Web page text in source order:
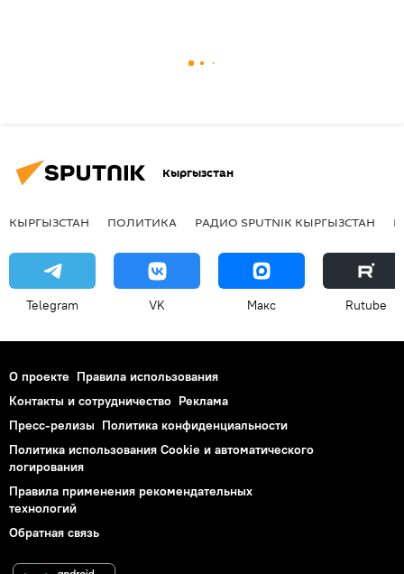
Кыргызстан
КЫРГЫЗСТАН ПОЛИТИКА РАДИО SPUTNIK КЫРГЫЗСТАН
Telegram VK Макс Rutube
О проекте Правила использования
Контакты и сотрудничество Реклама
Пресс-релизы Политика конфиденциальности
Политика использования Cookie и автоматического
логирования
Правила применения рекомендательных
технологий
Обратная связь